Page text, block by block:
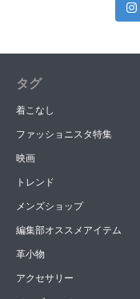
タグ
着こなし
ファッショニスタ特集
映画
トレンド
メンズショップ
編集部オススメアイテム
革小物
アクセサリー